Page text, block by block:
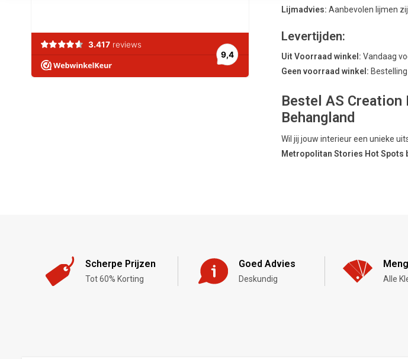
Lijmadvies: Aanbevolen lijmen
Levertijden:
Uit Voorraad winkel: Vandaag
Geen voorraad winkel:
Bestel AS
Behangland
Wil jij jouw interieur een unieke
Metropolitan Stories Hot Spots
Scherpe Prijzen
Tot 60% Korting
Goed Advies
Deskundig Alle